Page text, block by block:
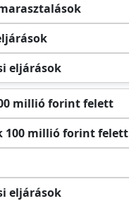
eljárások
millió forint felett
100 millió forint felett
eljárások